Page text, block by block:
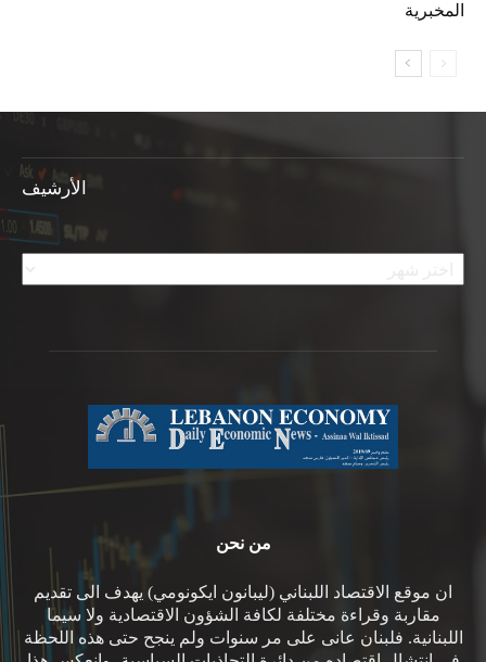
المخبرية
الأرشيف
الأرشيف
من نحن
ان موقع الاقتصاد اللبناني (ليبانون ايكونومي) يهدف الى تقديم
مقاربة وقراءة مختلفة لكافة الشؤون الاقتصادية ولا سيما
اللبنانية. فلبنان عانى على مر سنوات ولم ينجح حتى هذه اللحظة